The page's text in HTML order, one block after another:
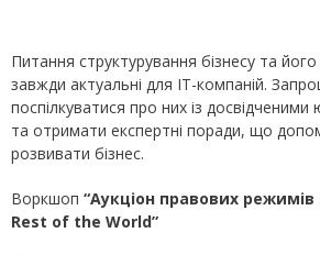
Питання структурування бізнесу та
завжди актуальні для IT-компаній.
поспілкуватися про них із
та отримати експертні поради, що
розвивати бізнес.
Воркшоп “Аукціон правових режимів
Rest of the World”